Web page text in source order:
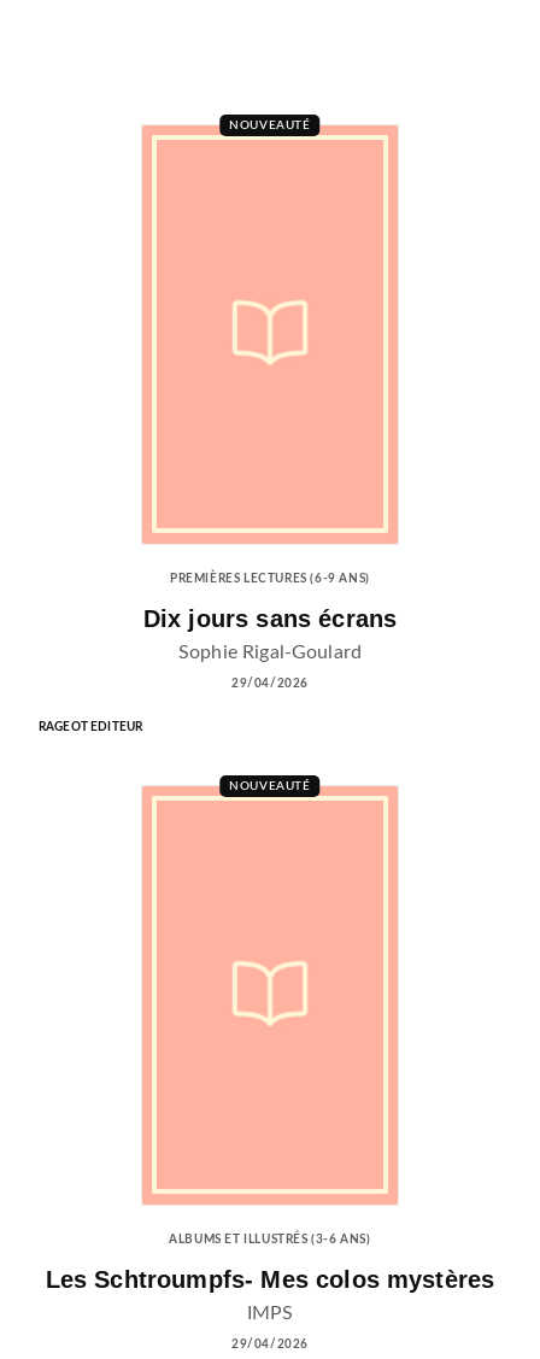
NOUVEAUTÉ
PREMIÈRES LECTURES (6-9 ANS)
Dix jours sans écrans
Sophie Rigal-Goulard
29/04/2026
RAGEOT EDITEUR
NOUVEAUTÉ
ALBUMS ET ILLUSTRÉS (3-6 ANS)
Les Schtroumpfs- Mes colos mystères
IMPS
29/04/2026